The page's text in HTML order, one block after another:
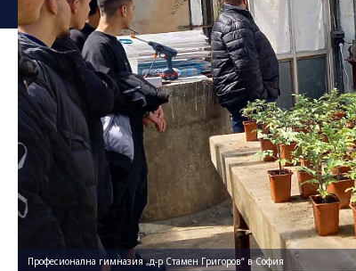
Професионална гимназия „д-р Стамен Григоров“ в София